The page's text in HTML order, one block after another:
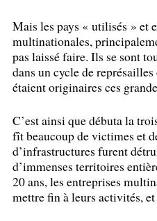
Mais les pays « utilisés » et
multinationales,
pas laissé faire. Ils se sont
dans un cycle de
étaient originaires ces
C’est ainsi que débuta la
fît beaucoup de victimes et
d’infrastructures furent
d’immenses territoires
20 ans, les entreprises
mettre fin à leurs activités,